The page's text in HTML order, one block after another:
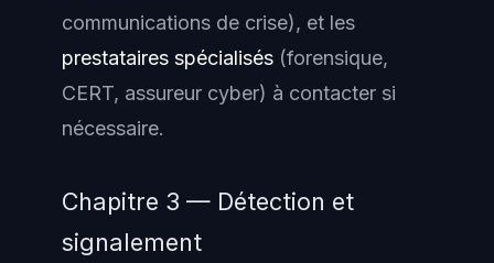
communications de crise), et les
prestataires spécialisés (forensique,
CERT, assureur cyber) à contacter si
nécessaire.
Chapitre 3 — Détection et
signalement